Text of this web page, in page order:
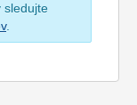
sledujte
.